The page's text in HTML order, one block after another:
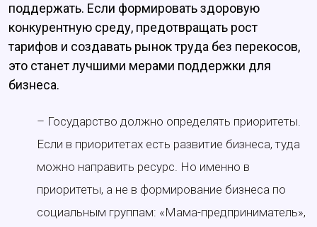
поддержать. Если формировать здоровую
конкурентную среду, предотвращать рост
тарифов и создавать рынок труда без перекосов,
это станет лучшими мерами поддержки для
бизнеса.
– Государство должно определять приоритеты.
Если в приоритетах есть развитие бизнеса, туда
можно направить ресурс. Но именно в
приоритеты, а не в формирование бизнеса по
социальным группам: «Мама-предприниматель»,